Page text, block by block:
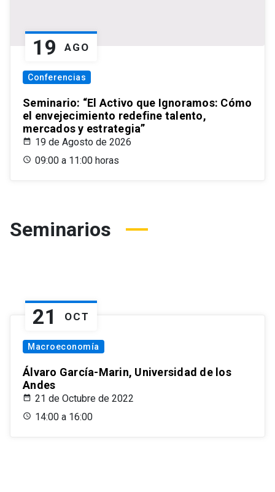
19 AGO
Conferencias
Seminario: “El Activo que Ignoramos: Cómo
el envejecimiento redefine talento,
mercados y estrategia”
19 de Agosto de 2026
09:00 a 11:00 horas
Seminarios
21 OCT
Macroeconomía
Álvaro García-Marin, Universidad de los
Andes
21 de Octubre de 2022
14:00 a 16:00